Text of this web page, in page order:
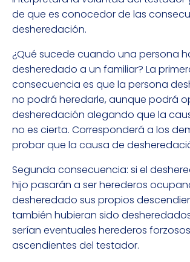
de que es conocedor de las
desheredación.
¿Qué sucede cuando una persona
desheredado a un familiar? La
consecuencia es que la persona
no podrá heredarle, aunque podrá
desheredación alegando que la
no es cierta. Corresponderá a los
probar que la causa de
Segunda consecuencia: si el
hijo pasarán a ser herederos
desheredado sus propios
también hubieran sido
serían eventuales herederos
ascendientes del testador.